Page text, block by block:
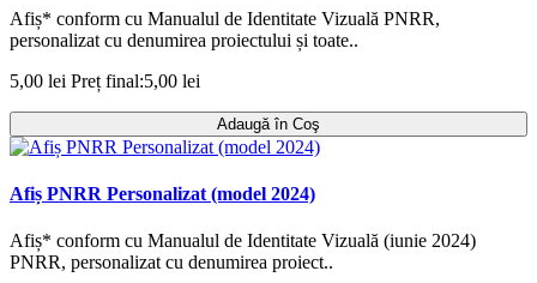
Afiș* conform cu Manualul de Identitate Vizuală PNRR,
personalizat cu denumirea proiectului și toate..
5,00 lei Preț final:5,00 lei
Adaugă în Coş
Afiș PNRR Personalizat (model 2024)
Afiș* conform cu Manualul de Identitate Vizuală (iunie 2024)
PNRR, personalizat cu denumirea proiect..